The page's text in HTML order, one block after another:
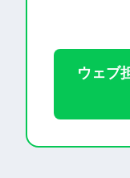
ウェブ